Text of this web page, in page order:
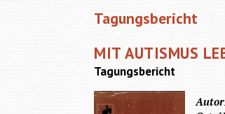
Tagungsbericht
MIT AUTISMUS
Tagungsbericht